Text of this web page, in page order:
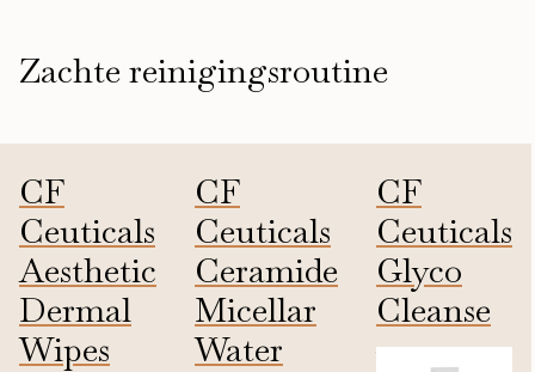
Zachte reinigingsroutine
CF
Ceuticals
Aesthetic
Dermal
Wipes
CF
Ceuticals
Ceramide
Micellar
Water
CF
Ceuticals
Glyco
Cleanse